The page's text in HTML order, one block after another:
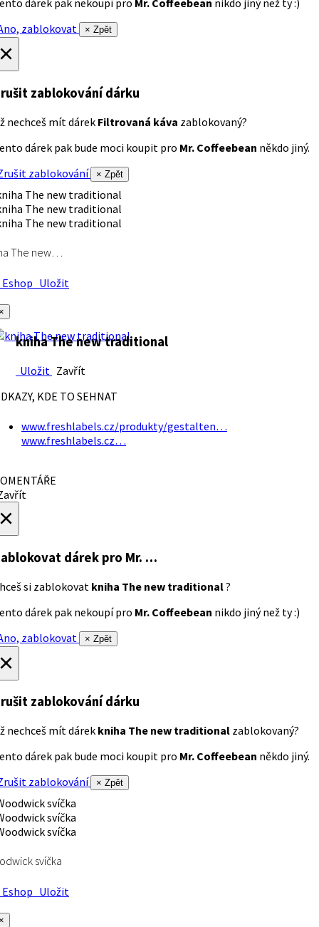
dárek pak nekoupí pro Mr. Coffeebean nikdo jiný než ty :)
zablokovat
× Zpět
zablokování dárku
nechceš mít dárek Filtrovaná káva zablokovaný?
dárek pak bude moci koupit pro Mr. Coffeebean někdo jiný.
zablokování
× Zpět
The new…
Uložit
kniha The new traditional
Uložit Zavřít
KDE TO SEHNAT
www.freshlabels.cz/produkty/gestalten…
www.freshlabels.cz…
dárek pro Mr. …
si zablokovat kniha The new traditional?
dárek pak nekoupí pro Mr. Coffeebean nikdo jiný než ty :)
zablokovat
× Zpět
zablokování dárku
nechceš mít dárek kniha The new traditional zablokovaný?
dárek pak bude moci koupit pro Mr. Coffeebean někdo jiný.
zablokování
× Zpět
svíčka
Uložit